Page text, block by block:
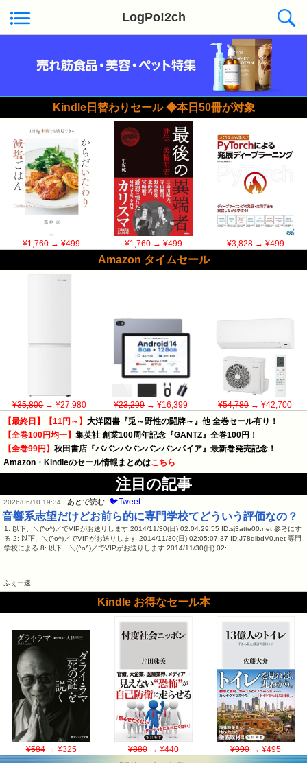
LogPo!2ch
Kindle日替わりセール ◆本日50冊が対象
¥1,760→ ¥499 ¥1,760→ ¥499 ¥3,828→ ¥499
Amazon タイムセール
¥35,800→ ¥27,980 ¥23,299→ ¥16,399 ¥54,780→ ¥42,700
【最終日】【11円～】 大洋図書『兎～野性の闘牌～』他 全巻セール有り！
【全巻100円均一】 集英社 創業100周年記念『GANTZ』全巻100円！
【全巻99円】 秋田書店『ババンババンバンバンパイア』最新巻発売記念！
Amazon・Kindleのセール情報まとめはこちら
注目の記事
2026/06/10 19:34 あとで読む 🐦Tweet
音響系志望だけどお前ら的に専門学校てどういう評価なの？
1: 以下、＼(^o^)／でVIPがお送りします 2014/11/30(日) 02:04:29.55 ID:sj3atte00.net 参考にす
る 2: 以下、＼(^o^)／でVIPがお送りします 2014/11/30(日) 02:05:07.37 ID:J78qibdV0.net 専門
学校による 8: 以下、＼(^o^)／でVIPがお送りします 2014/11/30(日) 02:…
ふぇー速
Kindle お得なセール本
¥584→ ¥325 ¥880→ ¥440 ¥990→ ¥495